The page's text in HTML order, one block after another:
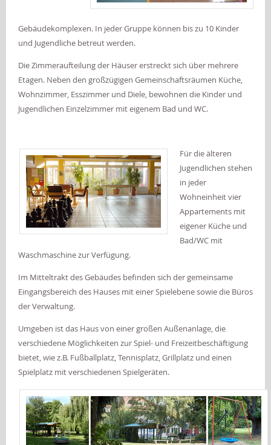
Gebäudekomplexen. In jeder Gruppe können bis zu 10 Kinder
und Jugendliche betreut werden.
Die Zimmeraufteilung der Häuser erstreckt sich über mehrere
Etagen. Neben den großzügigen Gemeinschaftsräumen Küche,
Wohnzimmer, Esszimmer und Diele, bewohnen die Kinder und
Jugendlichen Einzelzimmer mit eigenem Bad und WC.
Für die älteren
Jugendlichen stehen
in jeder
Wohneinheit vier
Appartements mit
eigener Küche und
Bad/WC mit
Waschmaschine zur Verfügung.
Im Mitteltrakt des Gebäudes befinden sich der gemeinsame
Eingangsbereich des Hauses mit einer Spielebene sowie die Büros
der Verwaltung.
Umgeben ist das Haus von einer großen Außenanlage, die
verschiedene Möglichkeiten zur Spiel- und Freizeitbeschäftigung
bietet, wie z.B. Fußballplatz, Tennisplatz, Grillplatz und einen
Spielplatz mit verschiedenen Spielgeräten.